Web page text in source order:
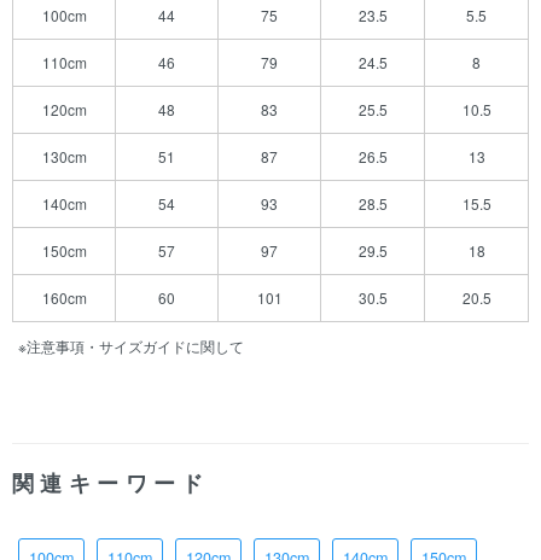
100cm 44 75 23.5 5.5
110cm 46 79 24.5 8
120cm 48 83 25.5 10.5
130cm 51 87 26.5 13
140cm 54 93 28.5 15.5
150cm 57 97 29.5 18
160cm 60 101 30.5 20.5
※注意事項・サイズガイドに関して
関連キーワード